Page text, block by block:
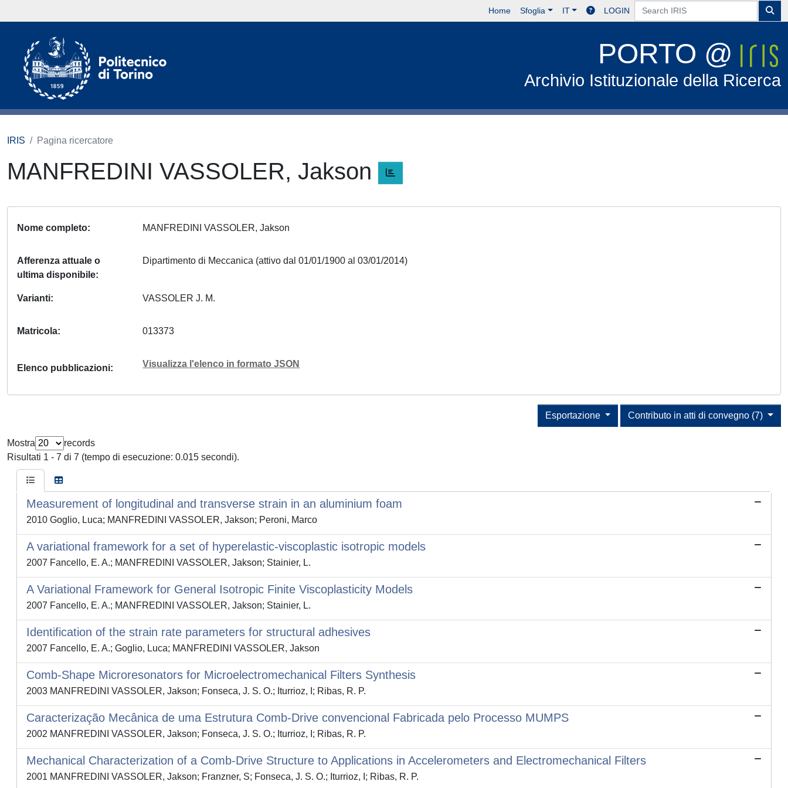
Home Sfoglia IT LOGIN
PORTO @
Archivio Istituzionale della Ricerca
IRIS Pagina ricercatore
MANFREDINI VASSOLER, Jakson
Nome completo MANFREDINI VASSOLER, Jakson
Afferenza attuale o
ultima disponibile
Dipartimento di Meccanica (attivo dal 01/01/1900 al 03/01/2014)
Varianti VASSOLER J. M.
Matricola 013373
Elenco pubblicazioni Visualizza l'elenco in formato JSON
Contributo in atti di convegno (7)
Esportazione
Mostra
records
Risultati 1 - 7 di 7 (tempo di esecuzione: 0.015 secondi).
Measurement of longitudinal and transverse strain in an aluminium foam
2010 Goglio, Luca; MANFREDINI VASSOLER, Jakson; Peroni, Marco
A variational framework for a set of hyperelastic-viscoplastic isotropic models
2007 Fancello, E. A.; MANFREDINI VASSOLER, Jakson; Stainier, L.
A Variational Framework for General Isotropic Finite Viscoplasticity Models
2007 Fancello, E. A.; MANFREDINI VASSOLER, Jakson; Stainier, L.
Identification of the strain rate parameters for structural adhesives
2007 Fancello, E. A.; Goglio, Luca; MANFREDINI VASSOLER, Jakson
Comb-Shape Microresonators for Microelectromechanical Filters Synthesis
2003 MANFREDINI VASSOLER, Jakson; Fonseca, J. S. O.; Iturrioz, I; Ribas, R. P.
Caracterização Mecânica de uma Estrutura Comb-Drive convencional Fabricada pelo Processo MUMPS
2002 MANFREDINI VASSOLER, Jakson; Fonseca, J. S. O.; Iturrioz, I; Ribas, R. P.
Mechanical Characterization of a Comb-Drive Structure to Applications in Accelerometers and Electromechanical Filters
2001 MANFREDINI VASSOLER, Jakson; Franzner, S; Fonseca, J. S. O.; Iturrioz, I; Ribas, R. P.